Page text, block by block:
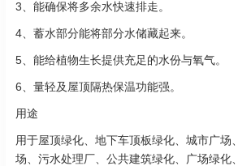
3、能确保将多余水快速排走。
4、蓄水部分能将部分水储藏起来。
5、能给植物生长提供充足的水份与氧气。
6、量轻及屋顶隔热保温功能强。
用途
用于屋顶绿化、地下车顶板绿化、城市广场
场、污水处理厂、公共建筑绿化、广场绿化